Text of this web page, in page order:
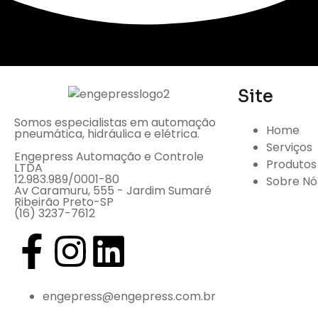
Somos especialistas em automação
pneumática, hidráulica e elétrica.
Engepress Automação e Controle
LTDA
12.983.989/0001-80
Av Caramuru, 555 - Jardim Sumaré
Ribeirão Preto-SP
(16) 3237-7612
engepress@engepress.com.br
Site
Home
Serviços
Produtos
Sobre